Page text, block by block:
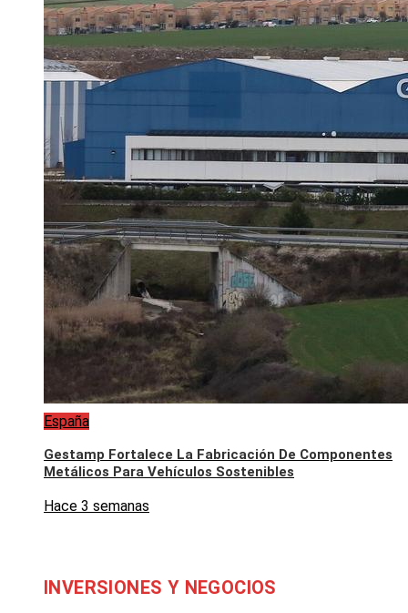
España
Gestamp Fortalece La Fabricación De Componentes
Metálicos Para Vehículos Sostenibles
Hace 3 semanas
INVERSIONES Y NEGOCIOS